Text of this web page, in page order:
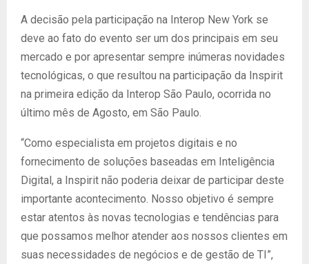
A decisão pela participação na Interop New York se
deve ao fato do evento ser um dos principais em seu
mercado e por apresentar sempre inúmeras novidades
tecnológicas, o que resultou na participação da Inspirit
na primeira edição da Interop São Paulo, ocorrida no
último mês de Agosto, em São Paulo.
“Como especialista em projetos digitais e no
fornecimento de soluções baseadas em Inteligência
Digital, a Inspirit não poderia deixar de participar deste
importante acontecimento. Nosso objetivo é sempre
estar atentos às novas tecnologias e tendências para
que possamos melhor atender aos nossos clientes em
suas necessidades de negócios e de gestão de TI”,